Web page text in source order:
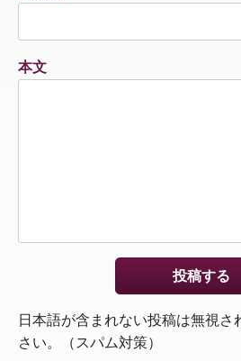
本文
日本語が含まれない投稿は無視さ
さい。（スパム対策）